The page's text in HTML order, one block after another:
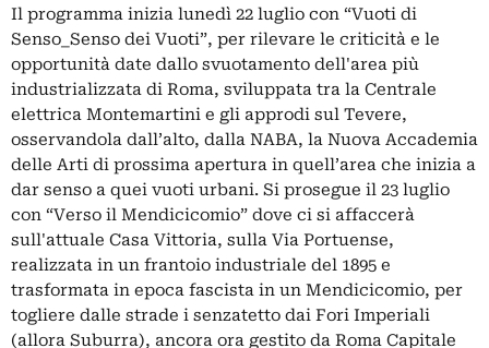
Il programma inizia lunedì 22 luglio con “Vuoti di
Senso_Senso dei Vuoti”, per rilevare le criticità e le
opportunità date dallo svuotamento dell'area più
industrializzata di Roma, sviluppata tra la Centrale
elettrica Montemartini e gli approdi sul Tevere,
osservandola dall’alto, dalla NABA, la Nuova Accademia
delle Arti di prossima apertura in quell’area che inizia a
dar senso a quei vuoti urbani. Si prosegue il 23 luglio
con “Verso il Mendicicomio” dove ci si affaccerà
sull'attuale Casa Vittoria, sulla Via Portuense,
realizzata in un frantoio industriale del 1895 e
trasformata in epoca fascista in un Mendicicomio, per
togliere dalle strade i senzatetto dai Fori Imperiali
(allora Suburra), ancora ora gestito da Roma Capitale